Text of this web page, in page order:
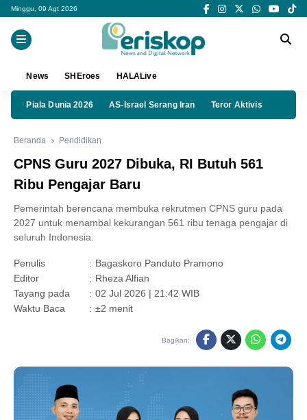
Minggu, 09 Agt 2026
News SHEroes HALALive
Piala Dunia 2026 AS-Israel Serang Iran Teror Aktivis
Beranda Pendidikan
CPNS Guru 2027 Dibuka, RI Butuh 561
Ribu Pengajar Baru
Pemerintah berencana membuka rekrutmen CPNS guru pada
2027 untuk menambal kekurangan 561 ribu tenaga pengajar di
seluruh Indonesia.
Penulis : Bagaskoro Panduto Pramono
Editor
: Rheza Alfian
Tayang pada
: 02 Jul 2026 | 21:42 WIB
Waktu Baca
: ±2 menit
Bagikan: